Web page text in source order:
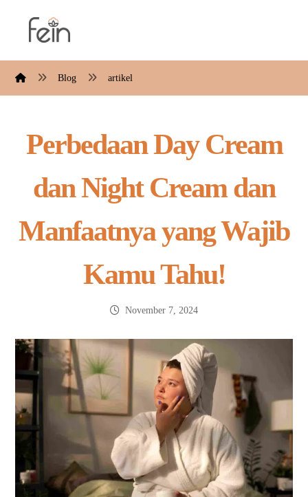
Blog artikel
Perbedaan Day Cream
dan Night Cream dan
Manfaatnya yang Wajib
Kamu Tahu!
November 7, 2024